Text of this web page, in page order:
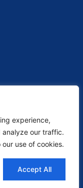
experience,
analyze our traffic.
use of cookies.
Accept All